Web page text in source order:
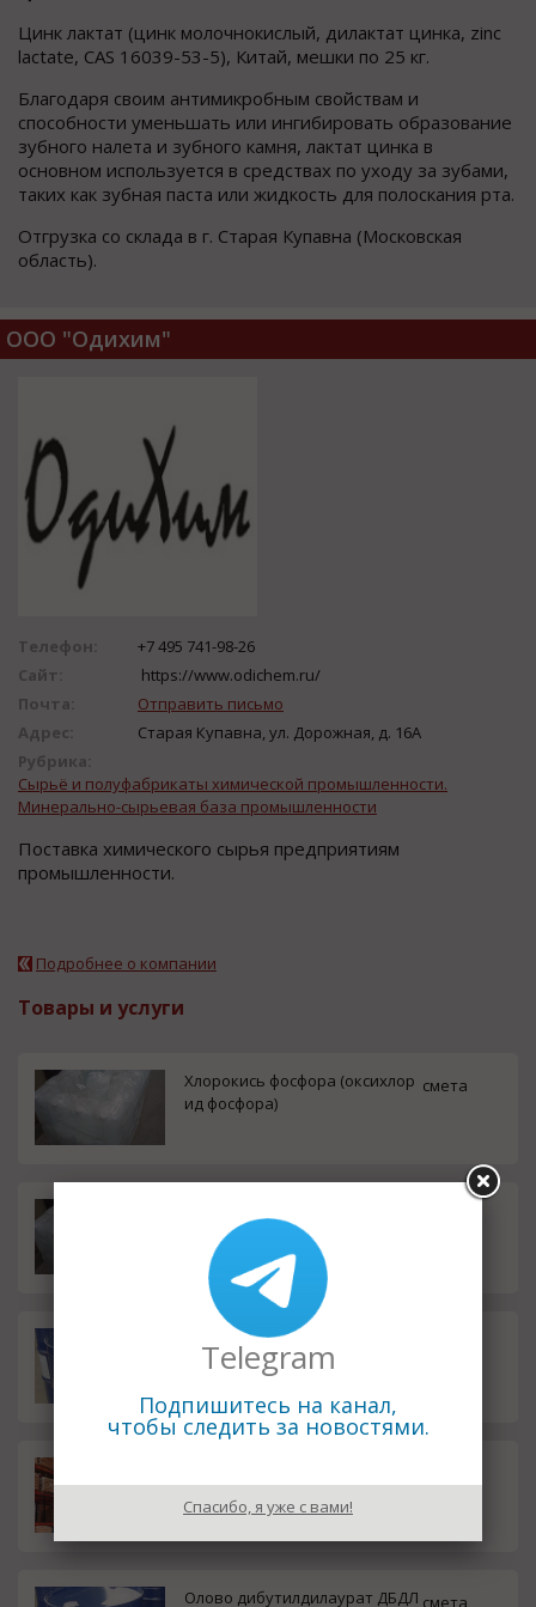
Цинк лактат (цинк молочнокислый, дилактат цинка, zinc
lactate, CAS 16039-53-5), Китай, мешки по 25 кг.
Благодаря своим антимикробным свойствам и
способности уменьшать или ингибировать образование
зубного налета и зубного камня, лактат цинка в
основном используется в средствах по уходу за зубами,
таких как зубная паста или жидкость для полоскания рта.
Отгрузка со склада в г. Старая Купавна (Московская
область).
ООО "Одихим"
Телефон:
+7 495 741-98-26
Сайт:
https://www.odichem.ru/
Почта:
Отправить письмо
Адрес:
Старая Купавна, ул. Дорожная, д. 16А
Рубрика:
Сырьё и полуфабрикаты химической промышленности.
Минерально-сырьевая база промышленности
Поставка химического сырья предприятиям
промышленности.
Подробнее о компании
Товары и услуги
Хлорокись фосфора (оксихлор
ид фосфора)
смета
Декан (н-декан)
Олово дибутилдилаурат ДБДЛ смета
Telegram
Подпишитесь на канал,
чтобы следить за новостями.
Спасибо, я уже с вами!